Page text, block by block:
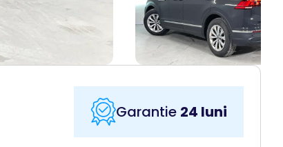
Garantie 24 luni